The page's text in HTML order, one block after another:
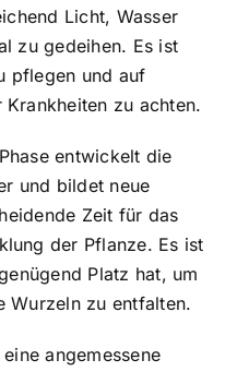
Licht, Wasser
zu gedeihen. Es ist
pflegen und auf
zu achten.
entwickelt die
und bildet neue
Zeit für das
der Pflanze. Es ist
Platz hat, um
Wurzeln zu entfalten.
angemessene